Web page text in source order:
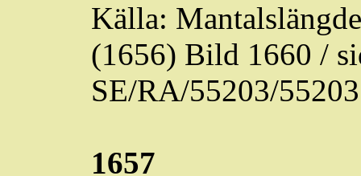
Källa:
(1656) Bild 1660 /
SE/RA/55203/
1657